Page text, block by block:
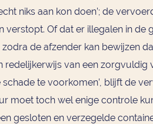
niks aan kon doen’; de
verstopt. Of dat er illegalen in de
de afzender kan bewijzen
redelijkerwijs van een
te voorkomen’, blijft de
moet toch wel enige controle
gesloten en verzegelde